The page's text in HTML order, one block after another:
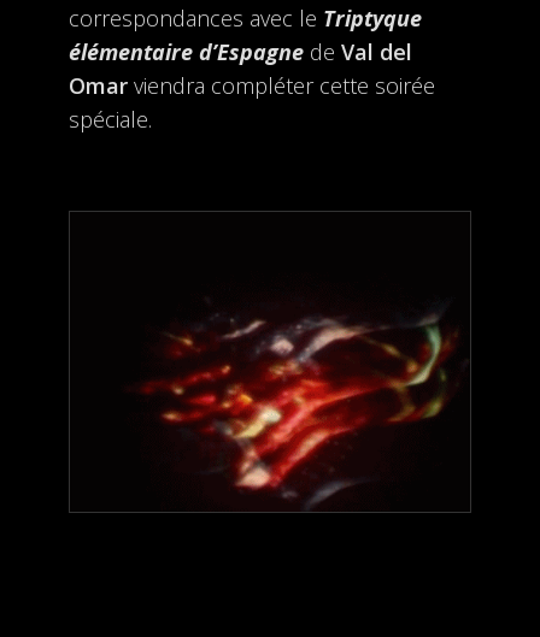
correspondances avec le Triptyque
élémentaire d’Espagnede Val del
Omarviendra compléter cette soirée
spéciale.